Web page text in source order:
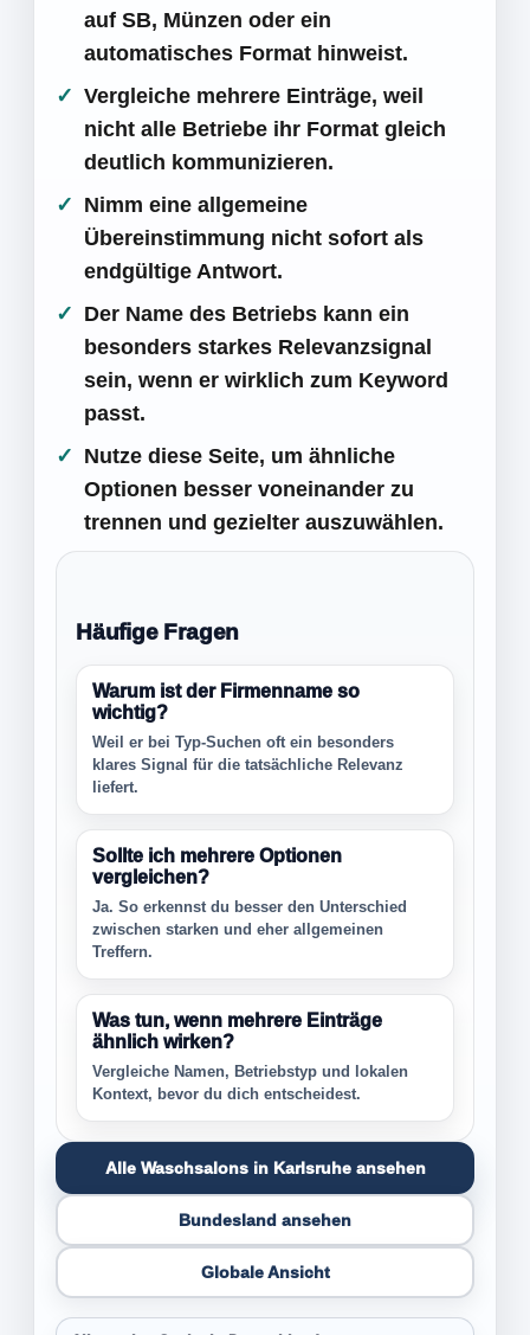
auf SB, Münzen oder ein
automatisches Format hinweist.
Vergleiche mehrere Einträge, weil
nicht alle Betriebe ihr Format gleich
deutlich kommunizieren.
Nimm eine allgemeine
Übereinstimmung nicht sofort als
endgültige Antwort.
Der Name des Betriebs kann ein
besonders starkes Relevanzsignal
sein, wenn er wirklich zum Keyword
passt.
Nutze diese Seite, um ähnliche
Optionen besser voneinander zu
trennen und gezielter auszuwählen.
Häufige Fragen
Warum ist der Firmenname so
wichtig?
Weil er bei Typ-Suchen oft ein besonders
klares Signal für die tatsächliche Relevanz
liefert.
Sollte ich mehrere Optionen
vergleichen?
Ja. So erkennst du besser den Unterschied
zwischen starken und eher allgemeinen
Treffern.
Was tun, wenn mehrere Einträge
ähnlich wirken?
Vergleiche Namen, Betriebstyp und lokalen
Kontext, bevor du dich entscheidest.
Alle Waschsalons in Karlsruhe ansehen
Bundesland ansehen
Globale Ansicht